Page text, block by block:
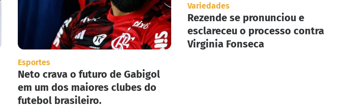
Esportes
Neto crava o futuro de Gabigol
em um dos maiores clubes do
futebol brasileiro.
Variedades
Rezende se pronunciou e
esclareceu o processo contra
Virginia Fonseca